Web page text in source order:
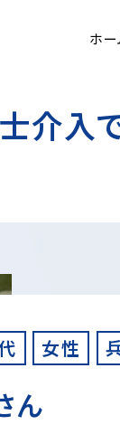
ホー
介入
女性
ん